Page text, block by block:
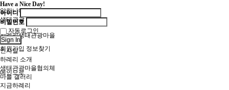
알립니다
생태관광 소식지
하례리생태관광마을
인사말
하례리 소개
생태관광마을협의체
마을 갤러리
지금하례리
Have a Nice Day!
아이디
비밀번호
자동로그인
Sign In
회원가입 정보찾기
메인으로